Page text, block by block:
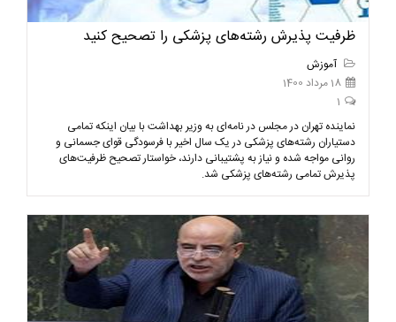
ظرفیت‌ پذیرش رشته‌های‌ پزشکی را تصحیح کنید
آموزش
18 مرداد 1400
1
نماینده تهران در مجلس در نامه‌ای به وزیر بهداشت با بیان اینکه تمامی
دستیاران رشته‌های پزشکی در یک سال اخیر با فرسودگی قوای جسمانی و
روانی مواجه شده و نیاز به پشتیبانی دارند، خواستار تصحیح ظرفیت‌های
پذیرش تمامی رشته‌های‌ پزشکی شد.